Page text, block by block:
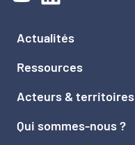
Actualités
Ressources
Acteurs & territoires
Qui sommes-nous ?